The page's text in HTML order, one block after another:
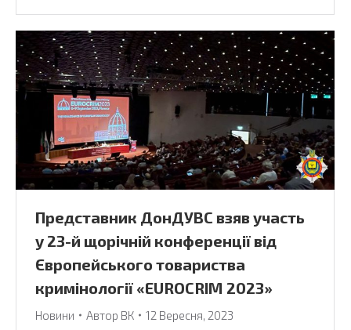
Представник ДонДУВС взяв участь
у 23-й щорічній конференції від
Європейського товариства
кримінології «EUROCRIM 2023»
Новини Автор ВК 12 Вересня, 2023